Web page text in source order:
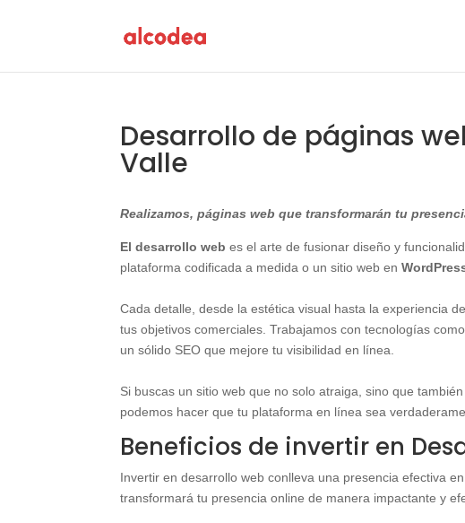
Desarrollo de páginas
Valle
Realizamos, páginas web que transformarán tu
El desarrollo web es el arte de fusionar diseño y
plataforma codificada a medida o un sitio web en
Cada detalle, desde la estética visual hasta la experiencia
tus objetivos comerciales. Trabajamos con tecnologías como
un sólido SEO que mejore tu visibilidad en línea.
Si buscas un sitio web que no solo atraiga, sino que
podemos hacer que tu plataforma en línea sea
Beneficios de invertir en
Invertir en desarrollo web conlleva una presencia efectiva
transformará tu presencia online de manera impactante y